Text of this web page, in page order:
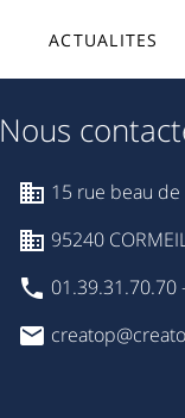
ACTUALITES
Nous
15 rue beau de
95240
01.39.31.70.70